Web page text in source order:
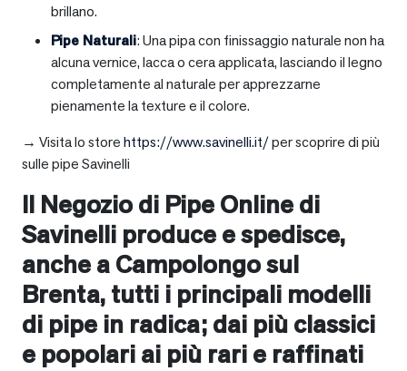
brillano.
Pipe Naturali: Una pipa con finissaggio naturale non ha
alcuna vernice, lacca o cera applicata, lasciando il legno
completamente al naturale per apprezzarne
pienamente la texture e il colore.
→ Visita lo storehttps://www.savinelli.it/per scoprire di più
sulle pipe Savinelli
Il Negozio di Pipe Online di
Savinelli produce e spedisce,
anche aCampolongo sul
Brenta, tutti i principali modelli
di pipe in radica; dai più classici
e popolari ai più rari e raffinati